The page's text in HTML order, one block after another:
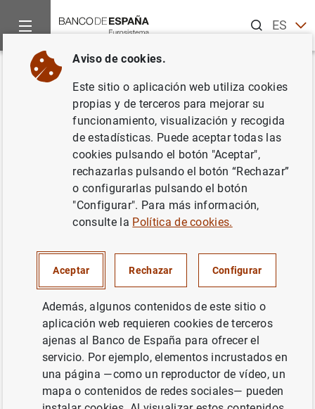
ESEN
Inicio Noticias y eventos
Volver
Subgobernadora. El turismo
frente al cambio climático:
implicaciones para la
estabilidad financiera
Viernes de transición. Palma
30/01/2026
SECTORES PRODUCTIVOS
El turismo frente al cambio climático:
Aviso de cookies.
Este sitio o aplicación web utiliza cookies
propias y de terceros para mejorar su
funcionamiento, visualización y recogida
de estadísticas. Puede aceptar todas las
cookies pulsando el botón "Aceptar",
rechazarlas pulsando el botón “Rechazar”
o configurarlas pulsando el botón
"Configurar". Para más información,
consulte la Política de cookies.
Aceptar Rechazar Configurar
Además, algunos contenidos de este sitio o
aplicación web requieren cookies de terceros
ajenas al Banco de España para ofrecer el
servicio. Por ejemplo, elementos incrustados en
una página —como un reproductor de vídeo, un
mapa o contenidos de redes sociales— pueden